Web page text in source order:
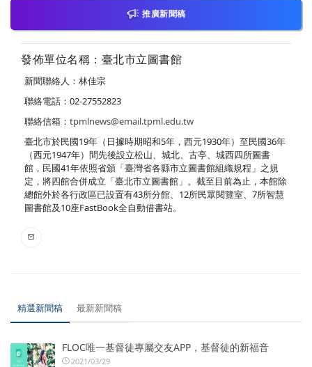
推廣新聞稿
發佈單位名稱：臺北市立圖書館
新聞聯絡人：林佳宗
聯絡電話：02-27552823
聯絡信箱： tpmlnews@email.tpml.edu.tw
臺北市於民國19年（日據時期昭和5年，西元1930年）至民國36年
（西元1947年）間先後設立松山、城北、古亭、城西四所圖書
館，民國41年依照省頒「臺灣省各縣市立圖書館組織規程」之規
定，將四館合併成立「臺北市立圖書館」。截至目前為止，本館除
總館外於各行政區已設置有43所分館、12所民眾閱覽室、7所智慧
圖書館及10座FastBook全自動借書站。
精選新聞稿 最新新聞稿
FLOC唯一基督徒專屬交友APP，基督徒的新福音
2021/03/29